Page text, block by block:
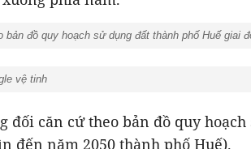
đồ quy hoạch sử dụng đất thành phố Huế giai
vệ tinh
đối căn cứ theo bản đồ quy
đến năm 2050 thành phố Huế).